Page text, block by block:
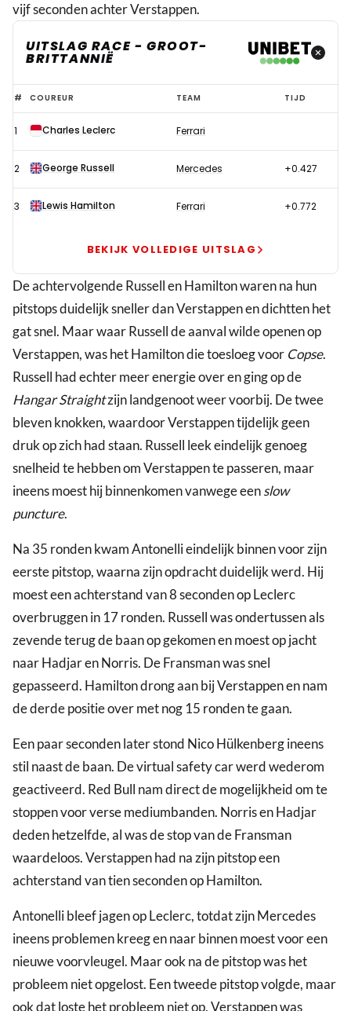
vijf seconden achter Verstappen.
UITSLAG RACE - GROOT-
BRITTANNIË
Nieuw
drama
voor
Verstappen
Red
chaotische
GP
Groot-
Brittannië
# COUREUR TEAM TIJD
1 Charles Leclerc Ferrari
2 George Russell Mercedes +0.427
3 Lewis Hamilton Ferrari +0.772
BEKIJK VOLLEDIGE UITSLAG
De achtervolgende Russell en Hamilton waren na hun
pitstops duidelijk sneller dan Verstappen en dichtten het
gat snel. Maar waar Russell de aanval wilde openen op
Verstappen, was het Hamilton die toesloeg voor Copse.
Russell had echter meer energie over en ging op de
Hangar Straightzijn landgenoot weer voorbij. De twee
bleven knokken, waardoor Verstappen tijdelijk geen
druk op zich had staan. Russell leek eindelijk genoeg
snelheid te hebben om Verstappen te passeren, maar
ineens moest hij binnenkomen vanwege eenslow
puncture.
Na 35 ronden kwam Antonelli eindelijk binnen voor zijn
eerste pitstop, waarna zijn opdracht duidelijk werd. Hij
moest een achterstand van 8 seconden op Leclerc
overbruggen in 17 ronden. Russell was ondertussen als
zevende terug de baan op gekomen en moest op jacht
naar Hadjar en Norris. De Fransman was snel
gepasseerd. Hamilton drong aan bij Verstappen en nam
de derde positie over met nog 15 ronden te gaan.
Een paar seconden later stond Nico Hülkenberg ineens
stil naast de baan. De virtual safety car werd wederom
geactiveerd. Red Bull nam direct de mogelijkheid om te
stoppen voor verse mediumbanden. Norris en Hadjar
deden hetzelfde, al was de stop van de Fransman
waardeloos. Verstappen had na zijn pitstop een
achterstand van tien seconden op Hamilton.
Antonelli bleef jagen op Leclerc, totdat zijn Mercedes
ineens problemen kreeg en naar binnen moest voor een
nieuwe voorvleugel. Maar ook na de pitstop was het
probleem niet opgelost. Een tweede pitstop volgde, maar
ook dat loste het probleem niet op. Verstappen was